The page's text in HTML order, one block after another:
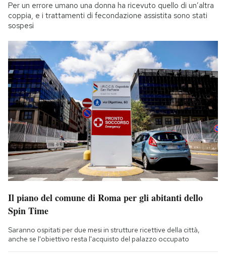
Per un errore umano una donna ha ricevuto quello di un’altra
coppia, e i trattamenti di fecondazione assistita sono stati
sospesi
Il piano del comune di Roma per gli abitanti dello
Spin Time
Saranno ospitati per due mesi in strutture ricettive della città,
anche se l'obiettivo resta l'acquisto del palazzo occupato